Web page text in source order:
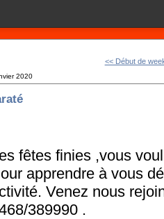
<< Début de
2020
fêtes finies ,vous
apprendre à vous
Venez nous
389990 .